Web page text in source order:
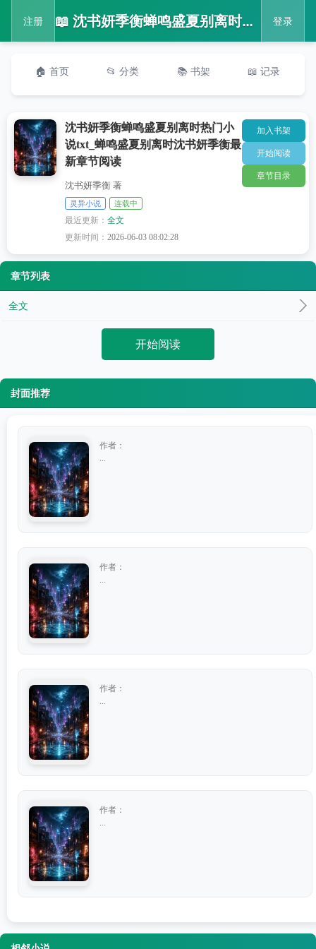
注册 📖 沈书妍季衡蝉鸣盛夏别离时热门小说txt_蝉鸣盛夏别离时沈书妍季衡最新章节阅读 登录
🏠 首页 📂 分类 📚 书架 📖 记录
沈书妍季衡蝉鸣盛夏别离时热门小
说txt_蝉鸣盛夏别离时沈书妍季衡最
新章节阅读
沈书妍季衡 著
灵异小说 连载中
最近更新：全文
更新时间：2026-06-03 08:02:28
加入书架
开始阅读
章节目录
章节列表
全文
开始阅读
封面推荐
作者：
作者：
作者：
作者：